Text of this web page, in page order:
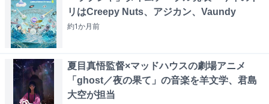
リはCreepy Nuts、アジカン、Vaundy
約1か月前
夏目真悟監督×マッドハウスの劇場アニメ
「ghost／夜の果て」の音楽を羊文学、君島
大空が担当